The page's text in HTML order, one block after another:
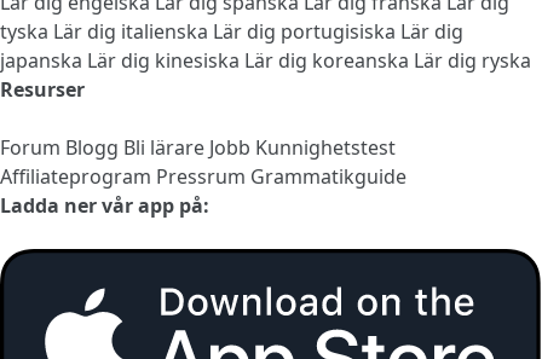
tyska Lär dig italienska Lär dig portugisiska Lär dig
japanska Lär dig kinesiska Lär dig koreanska Lär dig ryska
Resurser
Forum Blogg Bli lärare Jobb Kunnighetstest
Affiliateprogram Pressrum Grammatikguide
Ladda ner vår app på: